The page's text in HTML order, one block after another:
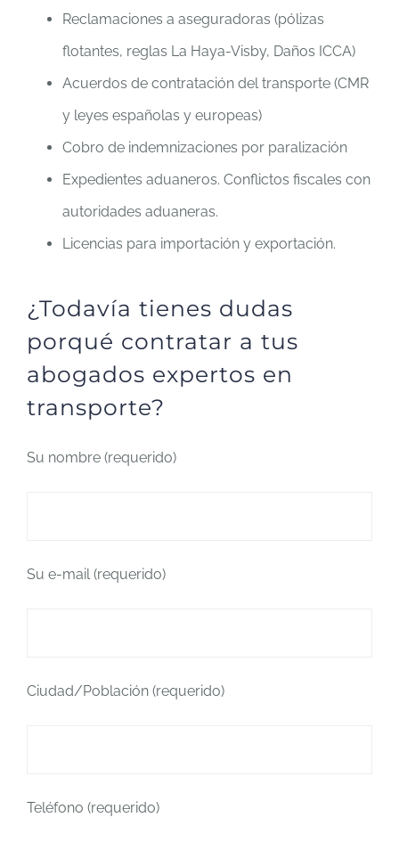
Reclamaciones a aseguradoras (pólizas
flotantes, reglas La Haya-Visby, Daños ICCA)
Acuerdos de contratación del transporte (CMR
y leyes españolas y europeas)
Cobro de indemnizaciones por paralización
Expedientes aduaneros. Conflictos fiscales con
autoridades aduaneras.
Licencias para importación y exportación.
¿Todavía tienes dudas
porqué contratar a tus
abogados expertos en
transporte?
Su nombre (requerido)
Su e-mail (requerido)
Ciudad/Población (requerido)
Teléfono (requerido)